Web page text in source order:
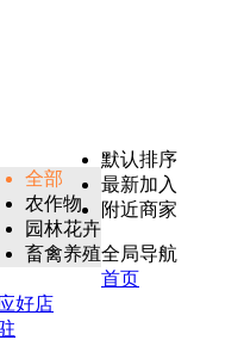
全部
农作物
园林花卉
畜禽养殖
默认排序
最新加入
附近商家
全局导航
首页
好店